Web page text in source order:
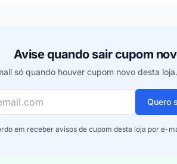
Avise quando sair cupom
só quando houver cupom novo desta
Quero
em receber avisos de cupom desta loja por e-